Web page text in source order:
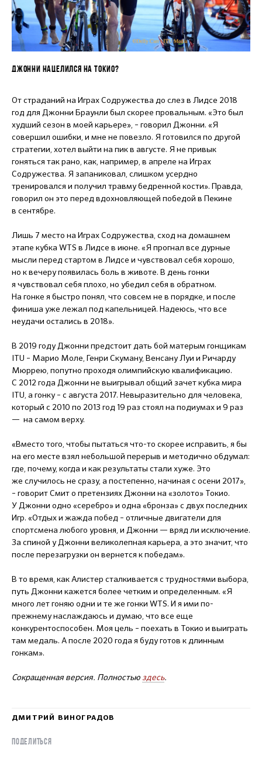
ДЖОННИ НАЦЕЛИЛСЯ НА ТОКИО?
От страданий на Играх Содружества до слез в Лидсе 2018
год для Джонни Браунли был скорее провальным. «Это был
худший сезон в моей карьере», – говорил Джонни. «Я
совершил ошибки, и мне не повезло. Я готовился по другой
стратегии, хотел выйти на пик в августе. Я не привык
гоняться так рано, как, например, в апреле на Играх
Содружества. Я запаниковал, слишком усердно
тренировался и получил травму бедренной кости». Правда,
говорил он это перед вдохновляющей победой в Пекине
в сентябре.
Лишь 7 место на Играх Содружества, сход на домашнем
этапе кубка WTS в Лидсе в июне. «Я прогнал все дурные
мысли перед стартом в Лидсе и чувствовал себя хорошо,
но к вечеру появилась боль в животе. В день гонки
я чувствовал себя плохо, но убедил себя в обратном.
На гонке я быстро понял, что совсем не в порядке, и после
финиша уже лежал под капельницей. Надеюсь, что все
неудачи остались в 2018».
В 2019 году Джонни предстоит дать бой матерым гонщикам
ITU – Марио Моле, Генри Скуману, Венсану Луи и Ричарду
Мюррею, попутно проходя олимпийскую квалификацию.
С 2012 года Джонни не выигрывал общий зачет кубка мира
ITU, а гонку – с августа 2017. Невыразительно для человека,
который с 2010 по 2013 год 19 раз стоял на подиумах и 9 раз
— на самом верху.
«Вместо того, чтобы пытаться что-то скорее исправить, я бы
на его месте взял небольшой перерыв и методично обдумал:
где, почему, когда и как результаты стали хуже. Это
же случилось не сразу, а постепенно, начиная с осени 2017»,
– говорит Смит о претензиях Джонни на «золото» Токио.
У Джонни одно «серебро» и одна «бронза» с двух последних
Игр. «Отдых и жажда побед – отличные двигатели для
спортсмена любого уровня, и Джонни — вряд ли исключение.
За спиной у Джонни великолепная карьера, а это значит, что
после перезагрузки он вернется к победам».
В то время, как Алистер сталкивается с трудностями выбора,
путь Джонни кажется более четким и определенным. «Я
много лет гоняю одни и те же гонки WTS. И я ими по-
прежнему наслаждаюсь и думаю, что все еще
конкурентоспособен. Моя цель – поехать в Токио и выиграть
там медаль. А после 2020 года я буду готов к длинным
гонкам».
Сокращенная версия. Полностьюздесь.
ДМИТРИЙ ВИНОГРАДОВ
ПОДЕЛИТЬСЯ